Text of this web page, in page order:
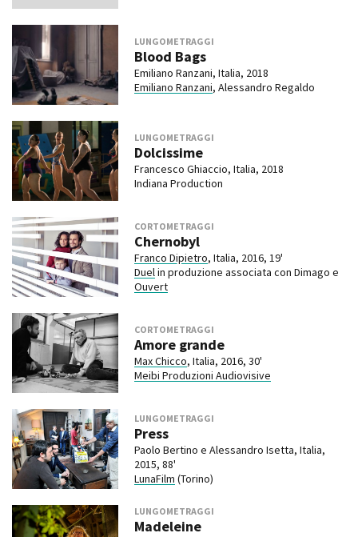
LUNGOMETRAGGI
Blood Bags
Emiliano Ranzani, Italia, 2018
Emiliano Ranzani, Alessandro Regaldo
LUNGOMETRAGGI
Dolcissime
Francesco Ghiaccio, Italia, 2018
Indiana Production
CORTOMETRAGGI
Chernobyl
Franco Dipietro, Italia, 2016, 19'
Duelin produzione associata con Dimago e
Ouvert
CORTOMETRAGGI
Amore grande
Max Chicco, Italia, 2016, 30'
Meibi Produzioni Audiovisive
LUNGOMETRAGGI
Press
Paolo Bertino e Alessandro Isetta, Italia,
2015, 88'
LunaFilm (Torino)
LUNGOMETRAGGI
Madeleine